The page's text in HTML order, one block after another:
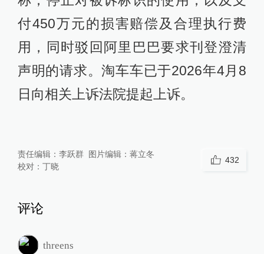
付450万元的损害赔偿及合理执行费
用，同时驳回阿里巴巴要求刊登澄清
声明的请求。淘车车已于2026年4月8
日向相关上诉法院提起上诉。
责任编辑： 李跃群 图片编辑： 蒋立冬
校对： 丁晓
432
评论
threens